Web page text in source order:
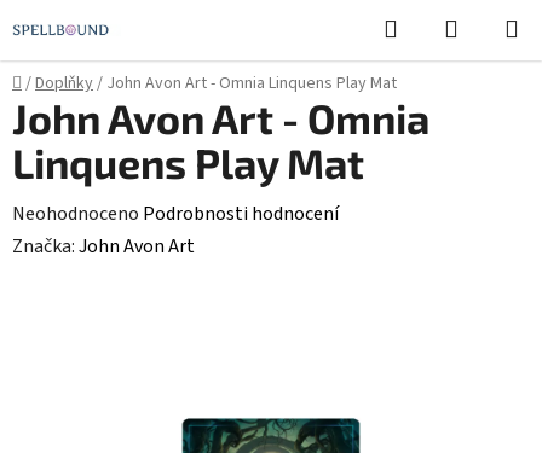
na
obsah
Hledat
KOŠÍK
Domů
/Doplňky/ John Avon Art - Omnia Linquens Play Mat
John Avon Art - Omnia
Linquens Play Mat
Průměrné
hodnocení
Neohodnoceno Podrobnosti hodnocení
Značka:John Avon Art